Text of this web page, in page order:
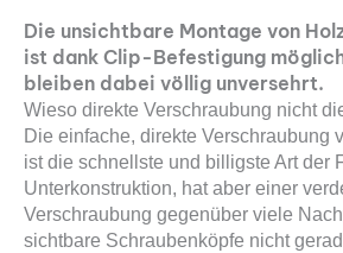
Die unsichtbare Montage von
ist dank Clip-Befestigung
bleiben dabei völlig unversehrt.
Wieso direkte Verschraubung nicht
Die einfache, direkte Verschraubung
ist die schnellste und billigste Art der
Unterkonstruktion, hat aber einer
Verschraubung gegenüber viele
sichtbare Schraubenköpfe nicht